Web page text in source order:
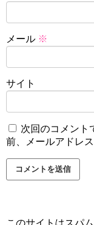
メール ※
サイト
次回のコメント
前、メールアドレ
このサイトはスパ